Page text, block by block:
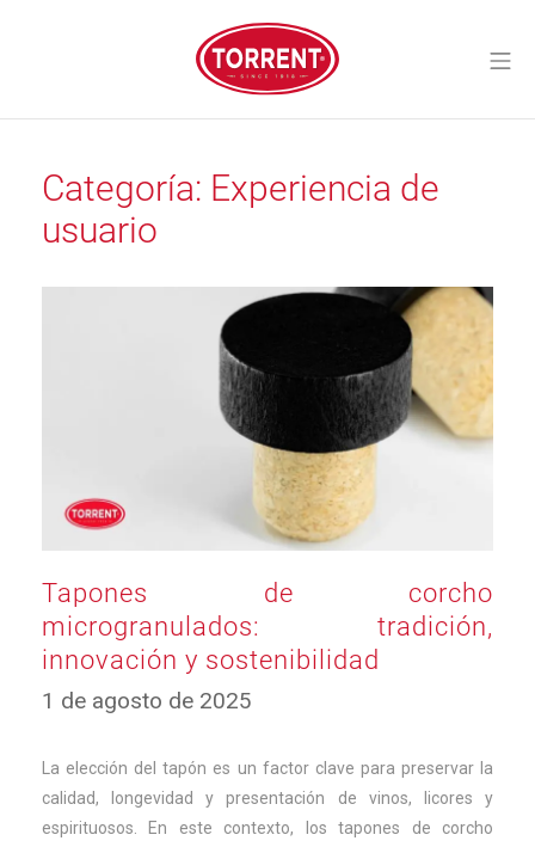
Torrent Closures
Categoría: Experiencia de
usuario
Tapones de corcho
microgranulados: tradición,
innovación y sostenibilidad
1 de agosto de 2025
de
2025
La elección del tapón es un factor clave para preservar la
calidad, longevidad y presentación de vinos, licores y
espirituosos. En este contexto, los tapones de corcho